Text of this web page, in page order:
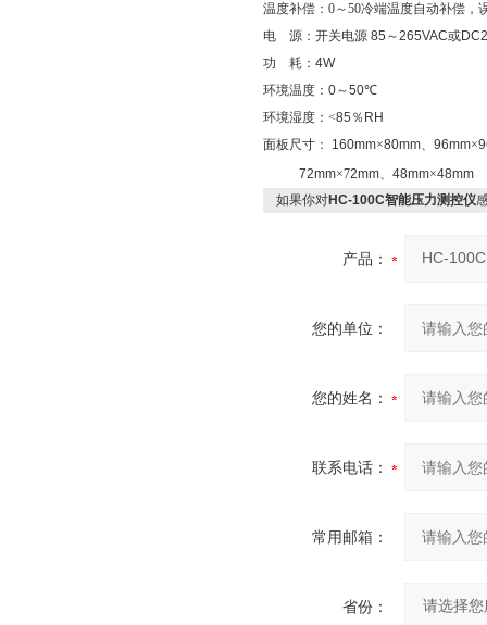
温度补偿： 0～50冷端温度自动补偿，
电
源：开关电源85 ～265VAC或
功
耗： 4W
环境温度： 0～50℃
环境湿度： <85 ％ RH
面板尺寸：
160mm×80mm、 96mm×
72mm×72mm、 48mm×48mm
如果你对HC-100C智能压力测控仪
产品：
您的单位：
您的姓名：
联系电话：
常用邮箱：
省份：